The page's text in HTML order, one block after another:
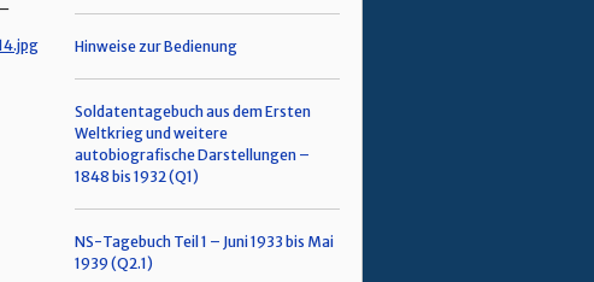
Hinweise zur Bedienung
Soldatentagebuch aus dem Ersten
Weltkrieg und weitere
autobiografische Darstellungen –
1848 bis 1932 (Q1)
NS-Tagebuch Teil 1 – Juni 1933 bis Mai
1939 (Q2.1)